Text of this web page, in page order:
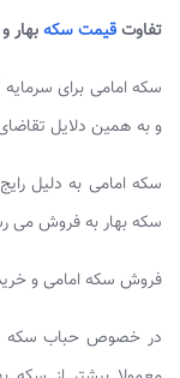
تفاوتقیمت سکهبهار
سکه امامی برای
و به همین دلایل
سکه امامی به دلیل
سکه بهار به فروش می
فروش سکه امامی و
در خصوص حباب سکه